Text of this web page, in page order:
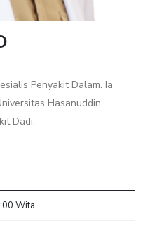
Penyakit Dalam. Ia
Hasanuddin.
Dadi.
Wita